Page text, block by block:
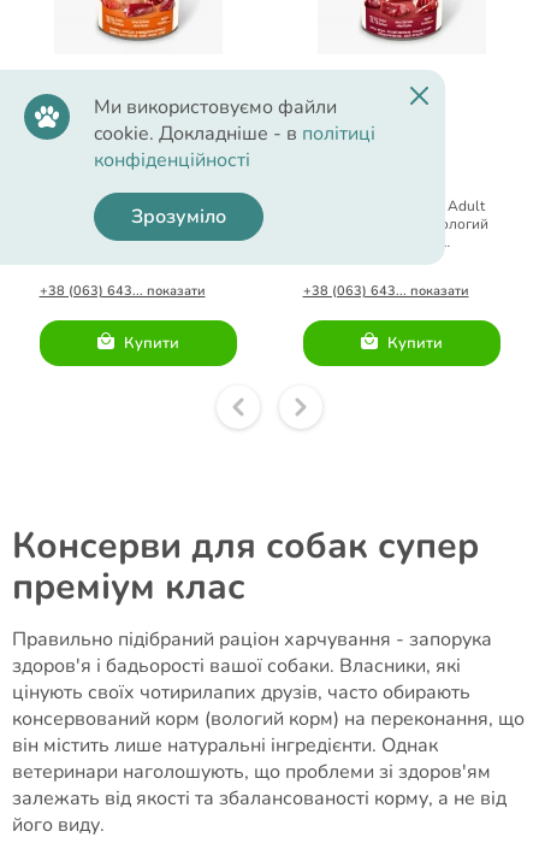
188.00 грн.
Animonda GranCarno Adult
Beef + Chicken вологий корм
з яловичиною та куркою для
+38 (063) 643... показати
Купити
199.00 грн.
Animonda GranCarno Adult
Multi Meat Cocktail вологий
коктейль для собак 400 г
+38 (063) 643... показати
Купити
Консерви для собак супер
преміум клас
Правильно підібраний раціон харчування - запорука
здоров'я і бадьорості вашої собаки. Власники, які
цінують своїх чотирилапих друзів, часто обирають
консервований корм (вологий корм) на переконання, що
він містить лише натуральні інгредієнти. Однак
ветеринари наголошують, що проблеми зі здоров'ям
залежать від якості та збалансованості корму, а не від
його виду.
Ми використовуємо файли
cookie. Докладніше - в політиці
конфіденційності
Зрозуміло